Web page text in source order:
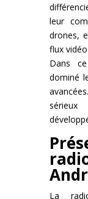
leur
drones,
flux
Dans
dominé
La